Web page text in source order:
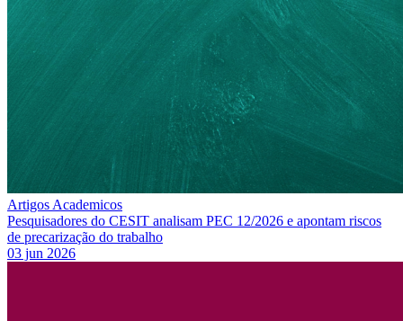
Artigos Academicos
Pesquisadores do CESIT analisam PEC 12/2026 e apontam riscos
de precarização do trabalho
03 jun 2026